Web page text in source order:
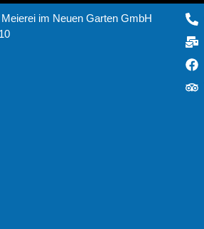
im Neuen Garten GmbH